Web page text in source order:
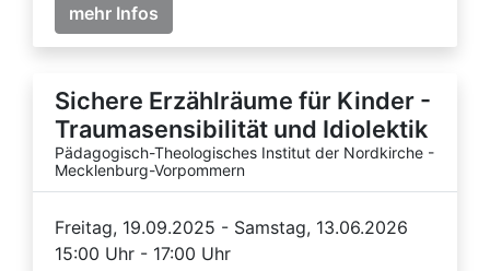
mehr Infos
Sichere Erzählräume für Kinder -
Traumasensibilität und Idiolektik
Pädagogisch-Theologisches Institut der Nordkirche -
Mecklenburg-Vorpommern
Freitag, 19.09.2025 - Samstag, 13.06.2026
15:00 Uhr - 17:00 Uhr